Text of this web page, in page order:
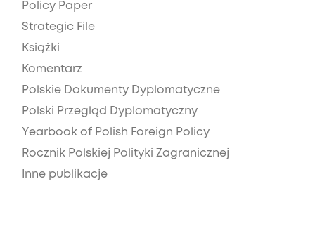
Policy Paper
Strategic File
Książki
Komentarz
Polskie Dokumenty Dyplomatyczne
Polski Przegląd Dyplomatyczny
Yearbook of Polish Foreign Policy
Rocznik Polskiej Polityki Zagranicznej
Inne publikacje